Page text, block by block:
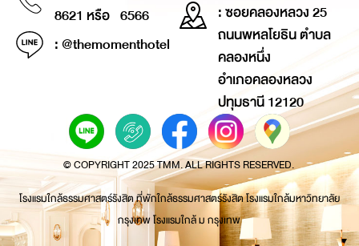
8621 หรือ 6566
: @themomenthotel
: ซอยคลองหลวง 25
ถนนพหลโยธิน ตำบล
คลองหนึ่ง
อำเภอคลองหลวง
ปทุมธานี 12120
© COPYRIGHT 2025 TMM. ALL RIGHTS RESERVED.
โรงแรมใกล้ธรรมศาสตร์รังสิต ที่พักใกล้ธรรมศาสตร์รังสิต โรงแรมใกล้มหาวิทยาลัย
กรุงเทพ โรงแรมใกล้ ม กรุงเทพ